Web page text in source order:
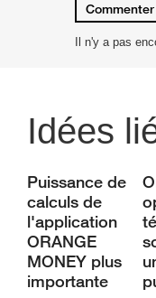
Commenter
Il n'y a pas
Idées
Puissance de
calculs de
l'application
ORANGE
MONEY plus
importante